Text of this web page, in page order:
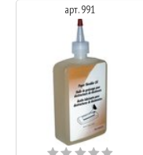
арт. 991